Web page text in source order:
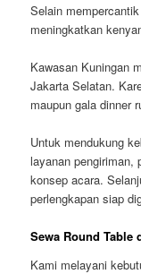
Selain
meningkatkan
Kawasan Kuningan
Jakarta Selatan.
maupun gala dinner
Untuk mendukung
layanan pengiriman,
konsep acara.
perlengkapan siap
Sewa Round
Kami melayani